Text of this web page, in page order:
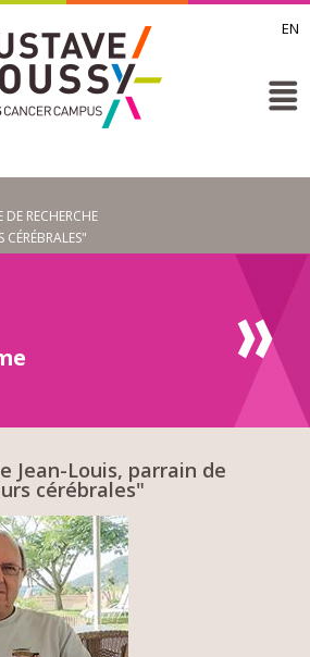
EN
DE RECHERCHE
Jean-Louis, parrain de
cérébrales"